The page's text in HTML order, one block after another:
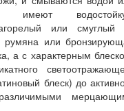
имеют
или смуглый
румяна или
а с характерным
блеск) до